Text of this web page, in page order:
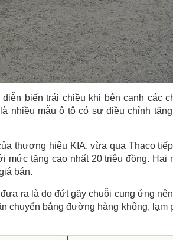
biến trái chiều khi bên cạnh các
nhiều mẫu ô tô có sự điều chỉnh
thương hiệu KIA, vừa qua Thaco
mức tăng cao nhất 20 triệu đồng. Hai
bán.
ra là do đứt gãy chuỗi cung ứng
chuyển bằng đường hàng không, lạm